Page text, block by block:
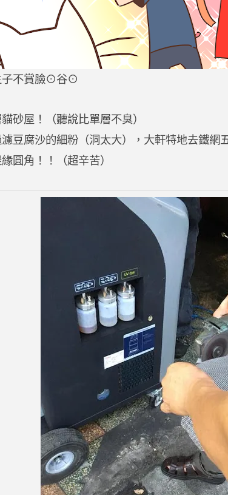
子不賞臉⊙谷⊙
砂屋！（聽說比單層不臭）
豆腐沙的細粉（洞太大），大軒特地去鐵
圓角！！（超辛苦）